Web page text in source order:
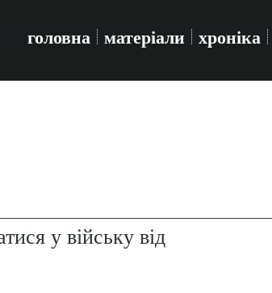
головна матеріали хроніка
у війську від